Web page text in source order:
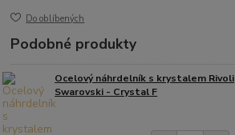
Do oblíbených
Podobné produkty
Ocelový náhrdelník s krystalem Rivoli
Swarovski - Crystal F